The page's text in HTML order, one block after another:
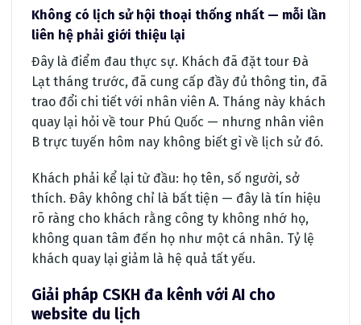
Không có lịch sử hội thoại thống nhất — mỗi lần
liên hệ phải giới thiệu lại
Đây là điểm đau thực sự. Khách đã đặt tour Đà
Lạt tháng trước, đã cung cấp đầy đủ thông tin, đã
trao đổi chi tiết với nhân viên A. Tháng này khách
quay lại hỏi về tour Phú Quốc — nhưng nhân viên
B trực tuyến hôm nay không biết gì về lịch sử đó.
Khách phải kể lại từ đầu: họ tên, số người, sở
thích. Đây không chỉ là bất tiện — đây là tín hiệu
rõ ràng cho khách rằng công ty không nhớ họ,
không quan tâm đến họ như một cá nhân. Tỷ lệ
khách quay lại giảm là hệ quả tất yếu.
Giải pháp CSKH đa kênh với AI cho
website du lịch